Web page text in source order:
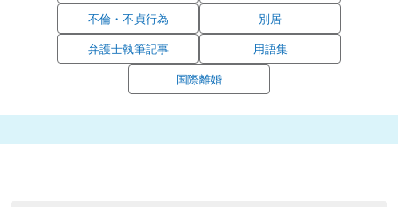
不倫・不貞行為
別居
弁護士執筆記事
用語集
国際離婚